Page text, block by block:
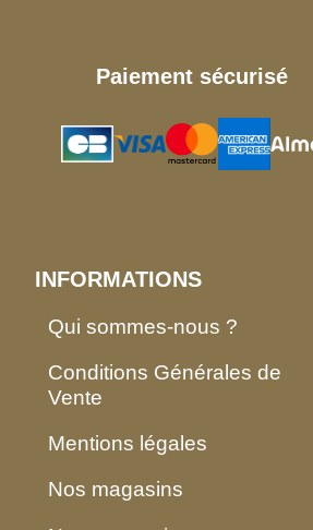
Paiement sécurisé
INFORMATIONS
Qui sommes-nous ?
Conditions Générales de
Vente
Mentions légales
Nos magasins